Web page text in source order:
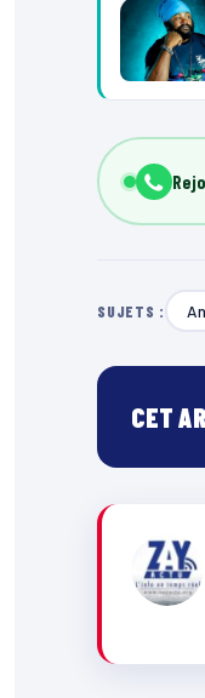
SUJETS :
CET